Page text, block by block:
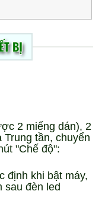
BỊ
2 miếng dán), 2
Trung tần, chuyển
"Chế độ":
định khi bật máy,
sau đèn led